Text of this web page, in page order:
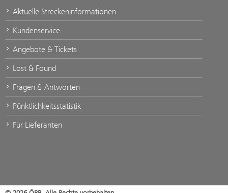
Aktuelle Streckeninformationen
Kundenservice
Angebote & Tickets
Lost & Found
Fragen & Antworten
Pünktlichkeitsstatistik
Für Lieferanten